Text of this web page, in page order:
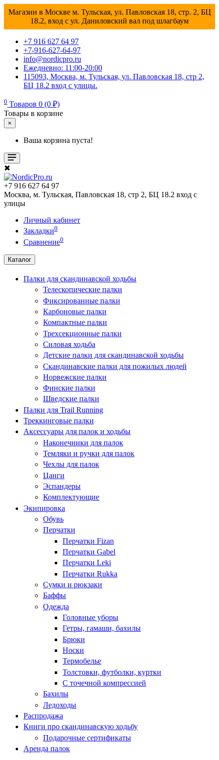
Магазин в Москве м. Тульская, ул. Павловская 18, стр. 2, БЦ
18.2, вход с ул. Даниловский вал под шлагбаум
+7 916 627 64 97
+7-916-627-64-97
info@nordicpro.ru
Ежедневно: 11:00-20:00
115093, Москва, м. Тульская, ул. Павловская 18, стр 2,
БЦ 18.2 вход с улицы.
0 Товаров 0 (0 ₽)
Товары в корзине
×
Ваша корзина пуста!
✖
+7 916 627 64 97
Москва, м. Тульская, Павловская 18, стр 2, БЦ 18.2 вход с
улицы
Личный кабинет
Закладки0
Сравнение0
Каталог
Палки для скандинавской ходьбы
Телескопические палки
Фиксированные палки
Карбоновые палки
Компактные палки
Трехсекционные палки
Силовая ходьба
Детские палки для скандинавской ходьбы
Скандинавские палки для пожилых людей
Норвежские палки
Финские палки
Шведские палки
Палки для Trail Running
Треккинговые палки
Аксессуары для палок и ходьбы
Наконечники для палок
Темляки и ручки для палок
Чехлы для палок
Цанги
Эспандеры
Комплектующие
Экипировка
Обувь
Перчатки
Перчатки Fizan
Перчатки Gabel
Перчатки Leki
Перчатки Rukka
Сумки и рюкзаки
Баффы
Одежда
Головные уборы
Гетры, гамаши, бахилы
Брюки
Носки
Термобелье
Толстовки, футболки, куртки
С точечной компрессией
Бахилы
Ледоходы
Распродажа
Книги про скандинавскую ходьбу
Подарочные сертификаты
Аренда палок